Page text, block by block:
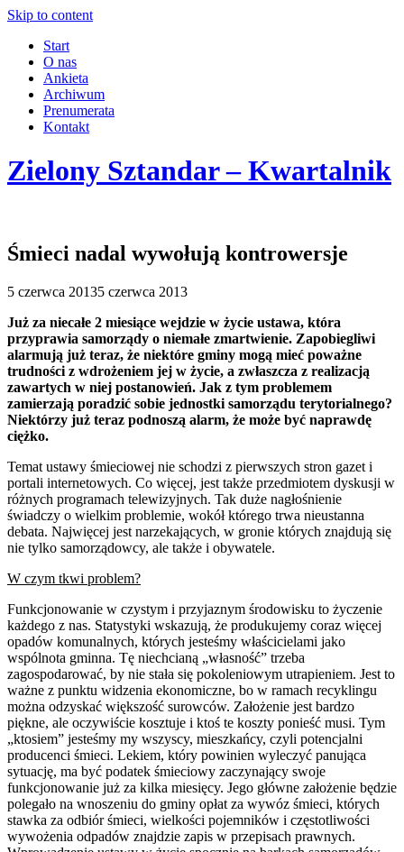
Skip to content
Start
O nas
Ankieta
Archiwum
Prenumerata
Kontakt
Zielony Sztandar – Kwartalnik
Śmieci nadal wywołują kontrowersje
5 czerwca 20135 czerwca 2013
Już za niecałe 2 miesiące wejdzie w życie ustawa, która
przyprawia samorządy o niemałe zmartwienie. Zapobiegliwi
alarmują już teraz, że niektóre gminy mogą mieć poważne
trudności z wdrożeniem jej w życie, a zwłaszcza z realizacją
zawartych w niej postanowień. Jak z tym problemem
zamierzają poradzić sobie jednostki samorządu terytorialnego?
Niektórzy już teraz podnoszą alarm, że może być naprawdę
ciężko.
Temat ustawy śmieciowej nie schodzi z pierwszych stron gazet i
portali internetowych. Co więcej, jest także przedmiotem dyskusji w
różnych programach telewizyjnych. Tak duże nagłośnienie
świadczy o wielkim problemie, wokół którego trwa nieustanna
debata. Najwięcej jest narzekających, w gronie których znajdują się
nie tylko samorządowcy, ale także i obywatele.
W czym tkwi problem?
Funkcjonowanie w czystym i przyjaznym środowisku to życzenie
każdego z nas. Statystyki wskazują, że produkujemy coraz więcej
opadów komunalnych, których jesteśmy właścicielami jako
wspólnota gminna. Tę niechcianą „własność” trzeba
zagospodarować, by nie stała się pokoleniowym utrapieniem. Jest to
ważne z punktu widzenia ekonomiczne, bo w ramach recyklingu
można odzyskać większość surowców. Założenie jest bardzo
piękne, ale oczywiście kosztuje i ktoś te koszty ponieść musi. Tym
„ktosiem” jesteśmy my wszyscy, mieszkańcy, czyli potencjalni
producenci śmieci. Lekiem, który powinien wyleczyć panująca
sytuację, ma być podatek śmieciowy zaczynający swoje
funkcjonowanie już za kilka miesięcy. Jego główne założenie będzie
polegało na wnoszeniu do gminy opłat za wywóz śmieci, których
stawka za odbiór śmieci, wielkości pojemników i częstotliwości
wywożenia odpadów znajdzie zapis w przepisach prawnych.